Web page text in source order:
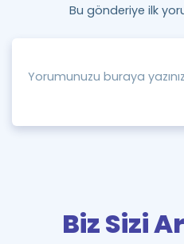
Bu gönderiye ilk
Biz Sizi